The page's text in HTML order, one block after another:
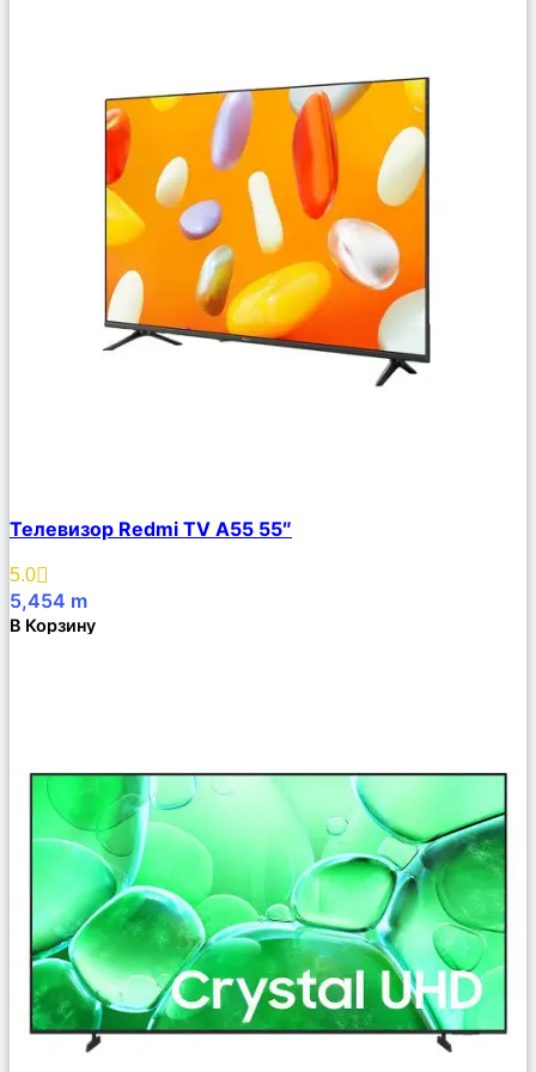
Описание
Избранное
Телевизор Redmi TV A55 55″
5.0
5,454 m
В Корзину